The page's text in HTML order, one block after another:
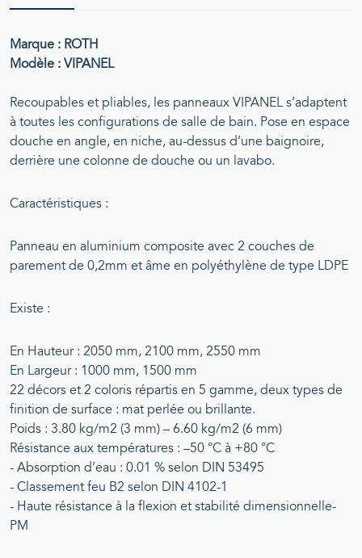
Marque : ROTH
Modèle : VIPANEL
Recoupables et pliables, les panneaux VIPANEL s’adaptent
à toutes les configurations de salle de bain. Pose en espace
douche en angle, en niche, au-dessus d’une baignoire,
derrière une colonne de douche ou un lavabo.
Caractéristiques :
Panneau en aluminium composite avec 2 couches de
parement de 0,2mm et âme en polyéthylène de type LDPE
Existe :
En Hauteur : 2050 mm, 2100 mm, 2550 mm
En Largeur : 1000 mm, 1500 mm
22 décors et 2 coloris répartis en 5 gamme, deux types de
finition de surface : mat perlée ou brillante.
Poids : 3.80 kg/m2 (3 mm) – 6.60 kg/m2 (6 mm)
Résistance aux températures : –50 °C à +80 °C
- Absorption d’eau : 0.01 % selon DIN 53495
- Classement feu B2 selon DIN 4102-1
- Haute résistance à la flexion et stabilité dimensionnelle-
PM